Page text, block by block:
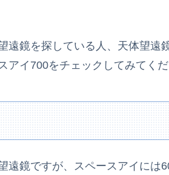
遠鏡を探している人、天体望遠
イ700をチェックしてみてくだ
鏡ですが、スペースアイには